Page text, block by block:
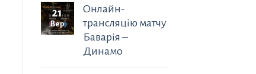
21
Вер
Онлайн-
трансляцію матчу
Баварія –
Динамо